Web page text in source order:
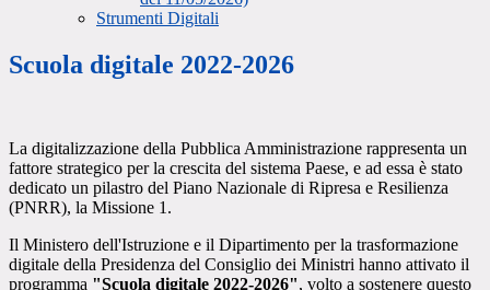
Strumenti Digitali
Scuola digitale 2022-2026
La digitalizzazione della Pubblica Amministrazione rappresenta un
fattore strategico per la crescita del sistema Paese, e ad essa è stato
dedicato un pilastro del Piano Nazionale di Ripresa e Resilienza
(PNRR), la Missione 1.
Il Ministero dell'Istruzione e il Dipartimento per la trasformazione
digitale della Presidenza del Consiglio dei Ministri hanno attivato il
programma "Scuola digitale 2022-2026", volto a sostenere questo